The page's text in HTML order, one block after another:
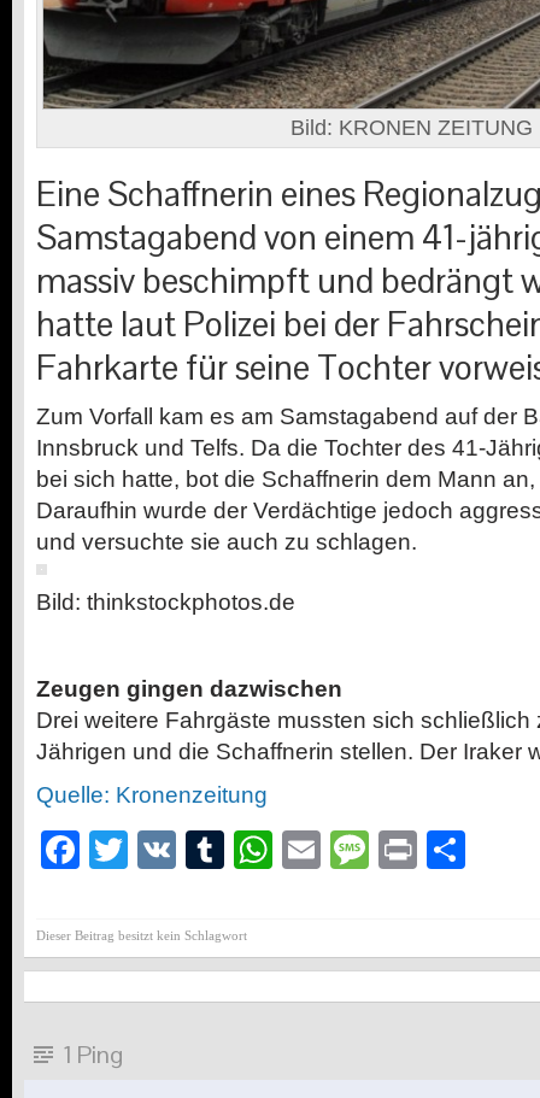
Bild: KRONEN ZEITUNG
Eine Schaffnerin eines
Samstagabend von einem 41-
massiv beschimpft und bedrängt
hatte laut Polizei bei der
Fahrkarte für seine Tochter
Zum Vorfall kam es am Samstagabend auf der
Innsbruck und Telfs. Da die Tochter des 41-
bei sich hatte, bot die Schaffnerin dem Mann
Daraufhin wurde der Verdächtige jedoch
und versuchte sie auch zu schlagen.
Bild: thinkstockphotos.de
Zeugen gingen dazwischen
Drei weitere Fahrgäste mussten sich schließlich
Jährigen und die Schaffnerin stellen. Der Iraker
Quelle: Kronenzeitung
Facebook
Twitter
VK Tumblr
WhatsApp
EmailMessage
Print
Dieser Beitrag besitzt kein Schlagwort
1 Ping